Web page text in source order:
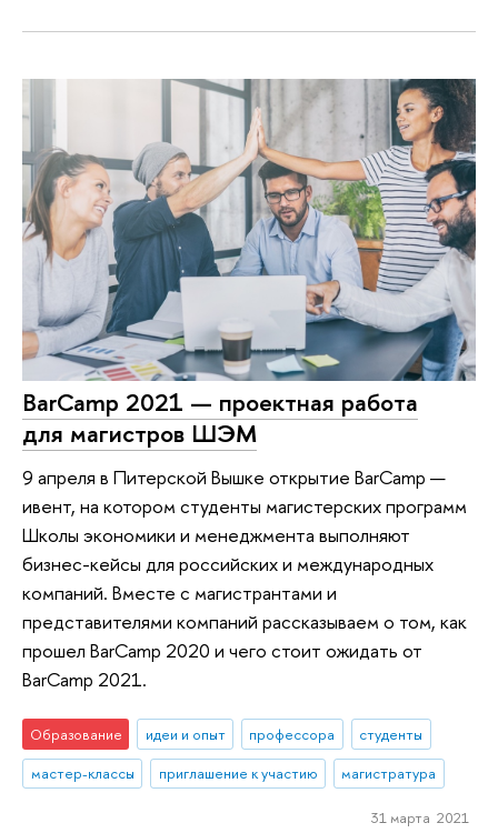
BarCamp 2021 — проектная работа
для магистров ШЭМ
9 апреля в Питерской Вышке открытие BarCamp —
ивент, на котором студенты магистерских программ
Школы экономики и менеджмента выполняют
бизнес-кейсы для российских и международных
компаний. Вместе с магистрантами и
представителями компаний рассказываем о том, как
прошел BarCamp 2020 и чего стоит ожидать от
BarCamp 2021.
Образование идеи и опыт профессора
студенты
мастер-классы
приглашение к участию магистратура
31 марта 2021